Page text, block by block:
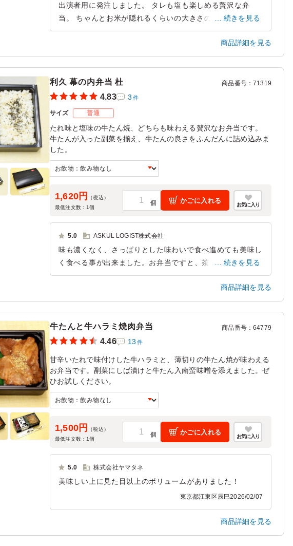
出演者用に発注しました。 タレも塩も楽しめる贅沢な弁
当。 ちゃんとお米が隠れるくらいの大きさのタンがしっか
り乗っていて出演者からも好評でした。 とろろとの相性も
東京都港区六本木2025/04/09
続きを見る
商品詳細を見る
利久 幕の内弁当 杜 商品番号：71319
4.83 3 件
サイズ 普通
たれ味と塩味の牛たん焼、どちらも味わえる贅沢なお弁当です。
牛たんが入った副菜を揃え、牛たんの良さをふんだんに詰め込みま
した。
1,620円
（税込）
最低注文数： 1個
かごに入れる
お気に入り
5.0 ASKUL LOGIST株式会社
味も濃くなく、さっぱりとした味わいで食べ進めても美味し
く食べる事が出来ました。お弁当ですと、茶色の物で固ま
る、味が濃いと言った概念がありましたが、その概念はな
東京都江東区新木場2026/05/05
続きを見る
商品詳細を見る
牛たんと牛ハラミ焼肉弁当 商品番号：64779
4.46 13 件
甘辛いたれで味付けした牛ハラミと、薄切りの牛たん焼が味わえる
お弁当です。副菜にしば漬けと牛たん入南蛮味噌を添えました。ぜ
ひお試しください。
1,500円
（税込）
最低注文数： 1個
かごに入れる
お気に入り
5.0 株式会社ヤマタネ
美味しい上に見た目以上のボリュームがありました！
東京都江東区辰巳2026/02/07
商品詳細を見る